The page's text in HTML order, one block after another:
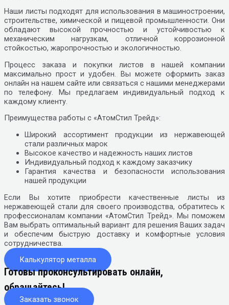
Наши листы подходят для использования в машиностроении,
строительстве, химической и пищевой промышленности. Они
обладают высокой прочностью и устойчивостью к
механическим нагрузкам, отличной коррозионной
стойкостью, жаропрочностью и экологичностью.
Процесс заказа и покупки листов в нашей компании
максимально прост и удобен. Вы можете оформить заказ
онлайн на нашем сайте или связаться с нашими менеджерами
по телефону. Мы предлагаем индивидуальный подход к
каждому клиенту.
Преимущества работы с «АтомСтил Трейд»:
Широкий ассортимент продукции из нержавеющей
стали различных марок
Высокое качество и надежность наших листов
Индивидуальный подход к каждому заказчику
Гарантия качества и безопасности использования
нашей продукции
Если Вы хотите приобрести качественные листы из
нержавеющей стали для своего производства, обратитесь к
профессионалам компании «АтомСтил Трейд». Мы поможем
Вам выбрать оптимальный вариант для решения Ваших задач
и обеспечим быструю доставку и комфортные условия
сотрудничества.
Калькулятор металла
Готовы проконсультировать онлайн,
обращайтесь!
Заказать звонок